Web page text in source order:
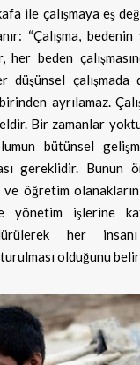
ile çalışmaya eş
“Çalışma,
her beden
düşünsel
ayrılamaz.
Bir zamanlar
bütünsel
gereklidir. Bunun
öğretim
yönetim işlerine
her
olduğunu